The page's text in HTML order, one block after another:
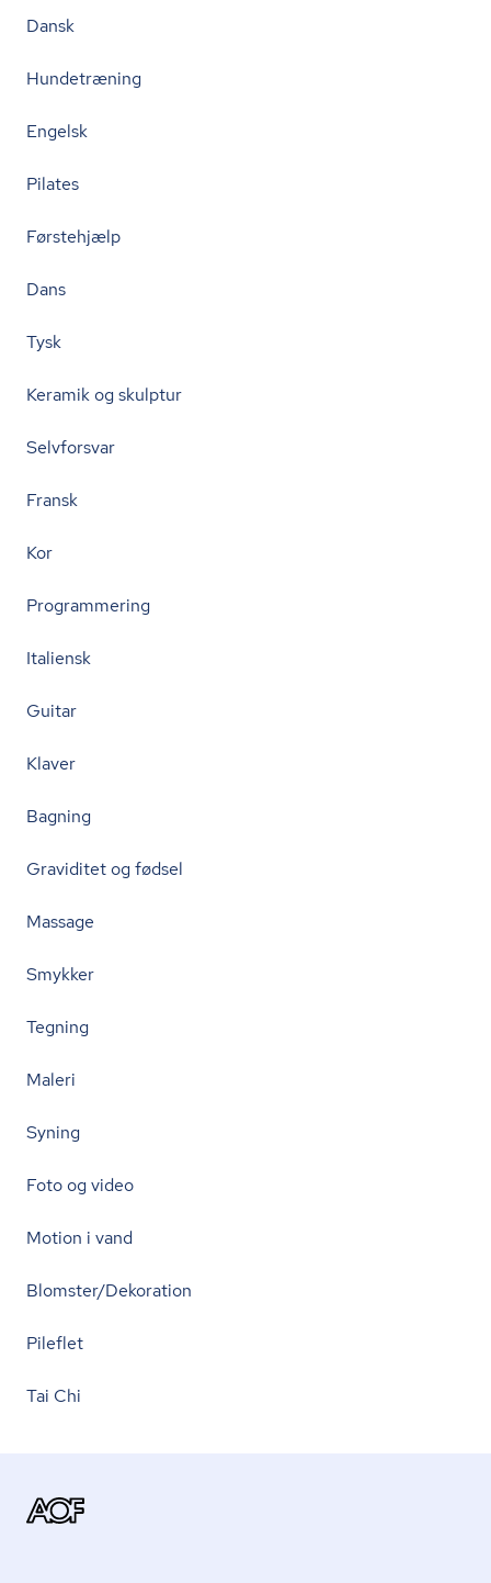
Dansk
Hundetræning
Engelsk
Pilates
Førstehjælp
Dans
Tysk
Keramik og skulptur
Selvforsvar
Fransk
Kor
Programmering
Italiensk
Guitar
Klaver
Bagning
Graviditet og fødsel
Massage
Smykker
Tegning
Maleri
Syning
Foto og video
Motion i vand
Blomster/Dekoration
Pileflet
Tai Chi